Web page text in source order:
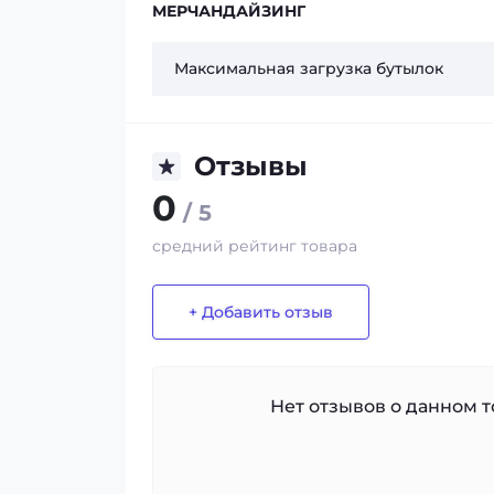
МЕРЧАНДАЙЗИНГ
Максимальная загрузка бутылок
Отзывы
0 / 5
средний рейтинг товара
+ Добавить отзыв
Нет отзывов о данном